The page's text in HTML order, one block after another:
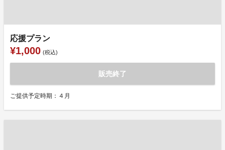
応援プラン
¥1,000 (税込)
販売終了
ご提供予定時期：４月